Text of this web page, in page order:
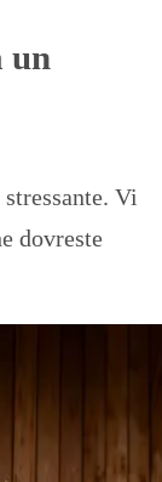
un
Vi
dovreste